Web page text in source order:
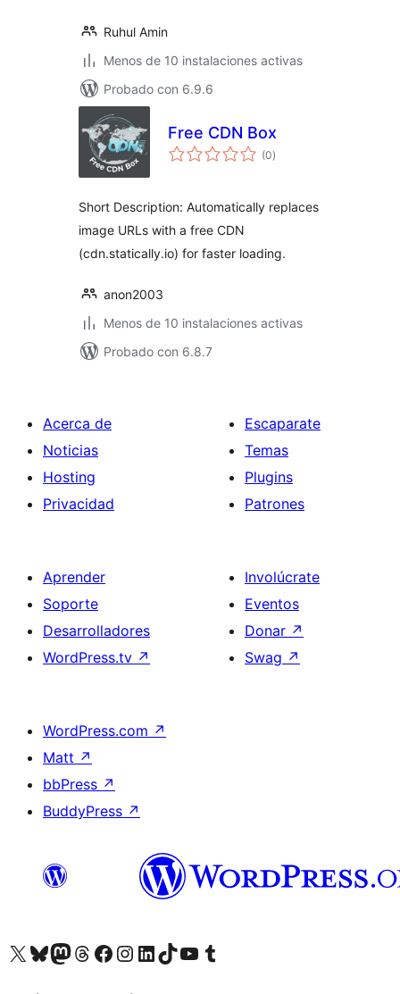
Ruhul Amin
Menos de 10 instalaciones activas
Probado con 6.9.6
Free CDN Box
(0total
de
)
Short Description: Automatically replaces
image URLs with a free CDN
(cdn.statically.io) for faster loading.
anon2003
Menos de 10 instalaciones activas
Probado con 6.8.7
Acerca de
Noticias
Hosting
Privacidad
Escaparate
Temas
Plugins
Patrones
Aprender
Soporte
Desarrolladores
WordPress.tv ↗
Involúcrate
Eventos
Donar ↗
Swag ↗
WordPress.com ↗
Matt ↗
bbPress ↗
BuddyPress ↗
Visita nuestra cuenta de X (anteriormente Twitter)
Visita nuestra cuenta de Bluesky
Visita nuestra cuenta de Mastodon
Visita nuestra cuenta de Threads
Visita nuestra página de Facebook
Visita nuestra cuenta de Instagram
Visita nuestra cuenta de LinkedIn
Visita nuestra cuenta de TikTok
Visita nuestro canal de YouTube
Visita nuestra cuenta de Tumblr